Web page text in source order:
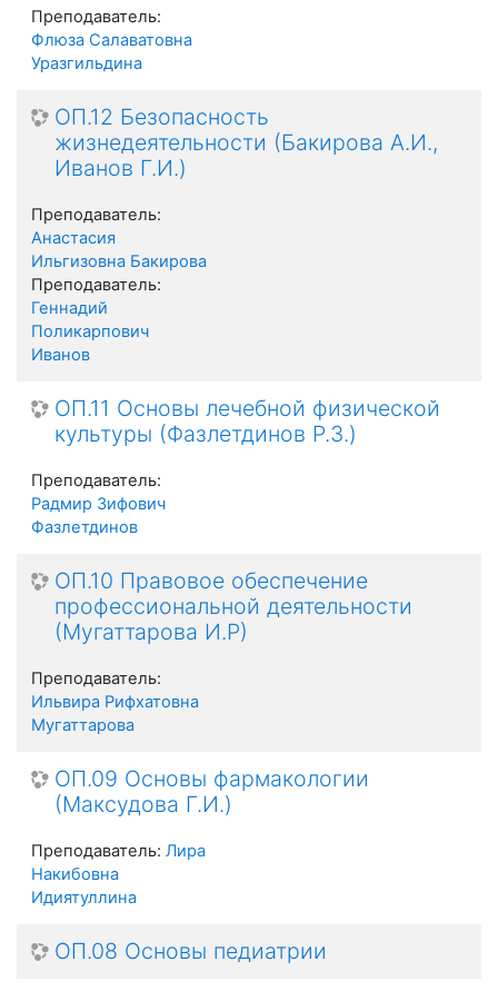
Преподаватель:
Флюза Салаватовна
Уразгильдина
ОП.12 Безопасность
жизнедеятельности (Бакирова А.И.,
Иванов Г.И.)
Преподаватель:
Анастасия
Ильгизовна Бакирова
Преподаватель:
Геннадий
Поликарпович
Иванов
ОП.11 Основы лечебной физической
культуры (Фазлетдинов Р.З.)
Преподаватель:
Радмир Зифович
Фазлетдинов
ОП.10 Правовое обеспечение
профессиональной деятельности
(Мугаттарова И.Р)
Преподаватель:
Ильвира Рифхатовна
Мугаттарова
ОП.09 Основы фармакологии
(Максудова Г.И.)
Преподаватель: Лира
Накибовна
Идиятуллина
ОП.08 Основы педиатрии